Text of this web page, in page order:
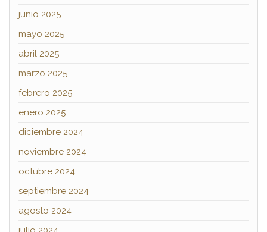
junio 2025
mayo 2025
abril 2025
marzo 2025
febrero 2025
enero 2025
diciembre 2024
noviembre 2024
octubre 2024
septiembre 2024
agosto 2024